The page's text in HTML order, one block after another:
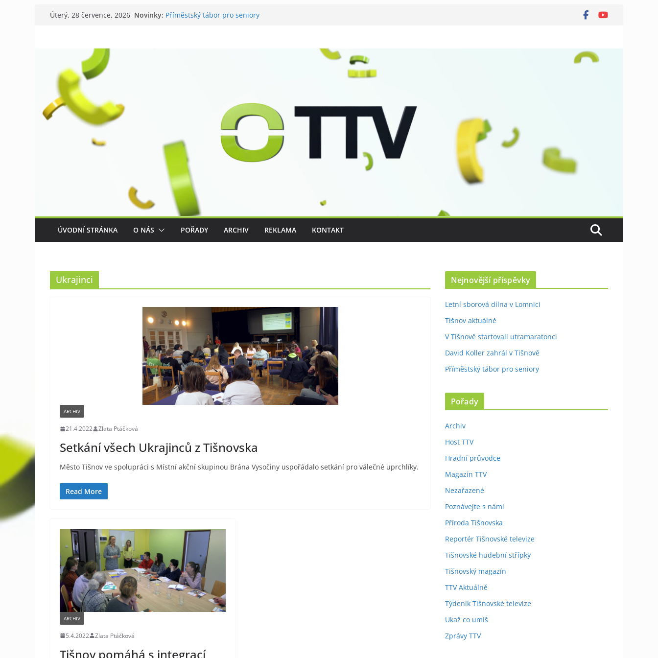
Přeskočit
Úterý, 28 července, 2026 Novinky: Příměstský tábor pro seniory
ÚVODNÍ STRÁNKA O NÁS POŘADY ARCHIV REKLAMA KONTAKT
Ukrajinci
ARCHIV
21.4.2022 Zlata Ptáčková
Setkání všech Ukrajinců z Tišnovska
Město Tišnov ve spolupráci s Místní akční skupinou Brána Vysočiny uspořádalo setkání pro válečné uprchlíky.
Read More
ARCHIV
5.4.2022 Zlata Ptáčková
Tišnov pomáhá s integrací
Nejnovější příspěvky
Letní sborová dílna v Lomnici
Tišnov aktuálně
V Tišnově startovali utramaratonci
David Koller zahrál v Tišnově
Příměstský tábor pro seniory
Pořady
Archiv
Host TTV
Hradní průvodce
Magazín TTV
Nezařazené
Poznávejte s námi
Příroda Tišnovska
Reportér Tišnovské televize
Tišnovské hudební střípky
Tišnovský magazín
TTV Aktuálně
Týdeník Tišnovské televize
Ukaž co umíš
Zprávy TTV